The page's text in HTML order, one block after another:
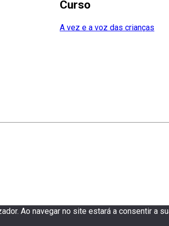
Curso
A vez e a voz das crianças
Ao navegar no site estará a consentir a